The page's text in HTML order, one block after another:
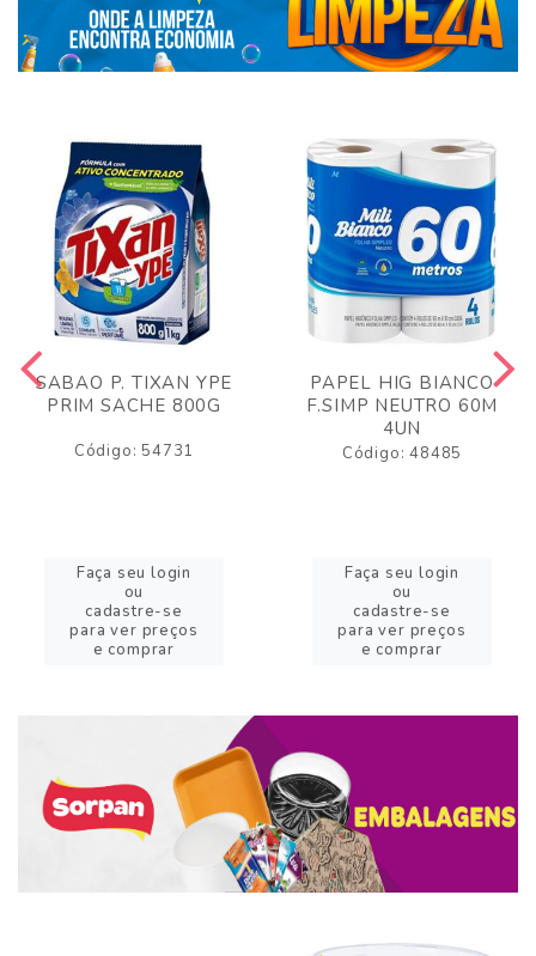
SABAO P. TIXAN YPE
PRIM SACHE 800G
Código: 54731
Faça seu login
ou
cadastre-se
para ver preços
e comprar
PAPEL HIG BIANCO
F.SIMP NEUTRO 60M
4UN
Código: 48485
Faça seu login
ou
cadastre-se
para ver preços
e comprar